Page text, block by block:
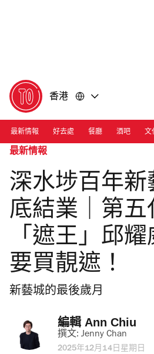
香港
最新情報 好去處 餐廳 酒吧 文
最新情報
深水埗百年新
底結業｜第五
「遮王」邱
要買靚遮！
新藝城的最後歲月
編輯 Ann Chiu
撰文: Jenny Chan
2025年12月14日星期日